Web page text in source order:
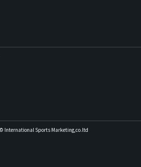
International Sports Marketing,co.ltd